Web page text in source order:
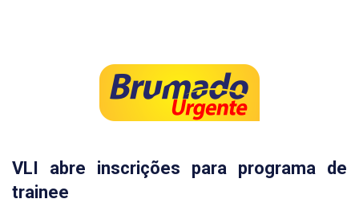
VLI abre inscrições para programa de
trainee